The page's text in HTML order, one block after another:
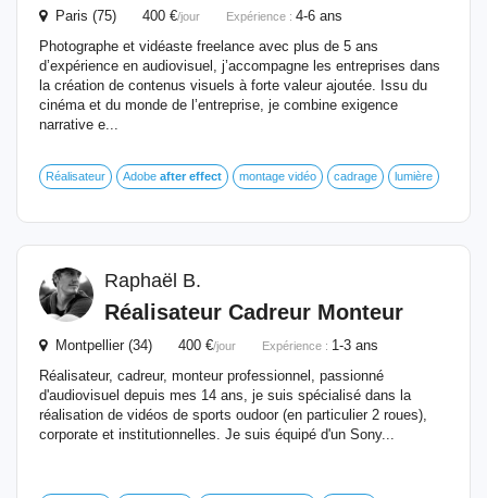
Paris (75) 400 €/jour Expérience : 4-6 ans
Photographe et vidéaste freelance avec plus de 5 ans
d’expérience en audiovisuel, j’accompagne les entreprises dans
la création de contenus visuels à forte valeur ajoutée. Issu du
cinéma et du monde de l’entreprise, je combine exigence
narrative e...
Réalisateur Adobe after effect montage vidéo cadrage lumière
Raphaël B.
Réalisateur Cadreur Monteur
Montpellier (34) 400 €/jour Expérience : 1-3 ans
Réalisateur, cadreur, monteur professionnel, passionné
d'audiovisuel depuis mes 14 ans, je suis spécialisé dans la
réalisation de vidéos de sports oudoor (en particulier 2 roues),
corporate et institutionnelles. Je suis équipé d'un Sony...